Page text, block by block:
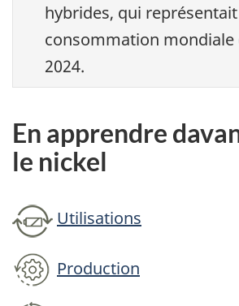
hybrides, qui représentait
consommation mondiale
2024.
En apprendre
le nickel
Utilisations
Production